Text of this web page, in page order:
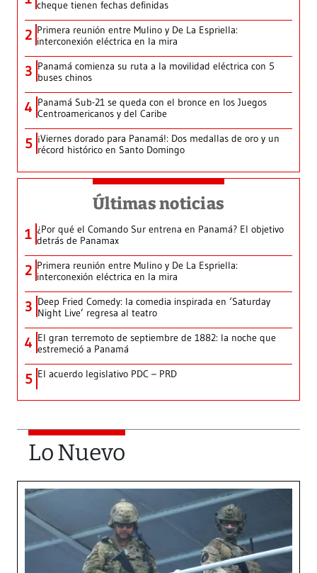
cheque tienen fechas definidas
2 Primera reunión entre Mulino y De La Espriella:
interconexión eléctrica en la mira
3 Panamá comienza su ruta a la movilidad eléctrica con 5
buses chinos
4 Panamá Sub-21 se queda con el bronce en los Juegos
Centroamericanos y del Caribe
5 ¡Viernes dorado para Panamá!: Dos medallas de oro y un
récord histórico en Santo Domingo
Últimas noticias
1 ¿Por qué el Comando Sur entrena en Panamá? El objetivo
detrás de Panamax
2 Primera reunión entre Mulino y De La Espriella:
interconexión eléctrica en la mira
3 Deep Fried Comedy: la comedia inspirada en ‘Saturday
Night Live’ regresa al teatro
4 El gran terremoto de septiembre de 1882: la noche que
estremeció a Panamá
5 El acuerdo legislativo PDC – PRD
Lo Nuevo